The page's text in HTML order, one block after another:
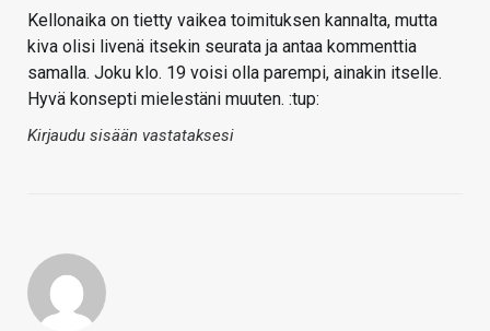
Kellonaika on tietty vaikea toimituksen kannalta, mutta
kiva olisi livenä itsekin seurata ja antaa kommenttia
samalla. Joku klo. 19 voisi olla parempi, ainakin itselle.
Hyvä konsepti mielestäni muuten. :tup:
Kirjaudu sisään vastataksesi